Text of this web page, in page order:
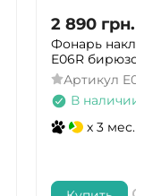
2 890 грн.
Фонарь
E06R
Артикул
В наличии
x 3 мес.